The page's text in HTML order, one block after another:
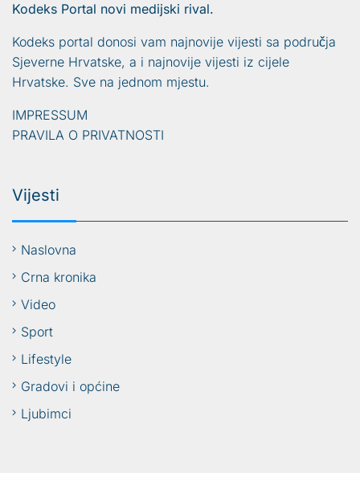
Kodeks Portal novi medijski rival.
Kodeks portal donosi vam najnovije vijesti sa područja
Sjeverne Hrvatske, a i najnovije vijesti iz cijele
Hrvatske. Sve na jednom mjestu.
IMPRESSUM
PRAVILA O PRIVATNOSTI
Vijesti
Naslovna
Crna kronika
Video
Sport
Lifestyle
Gradovi i općine
Ljubimci